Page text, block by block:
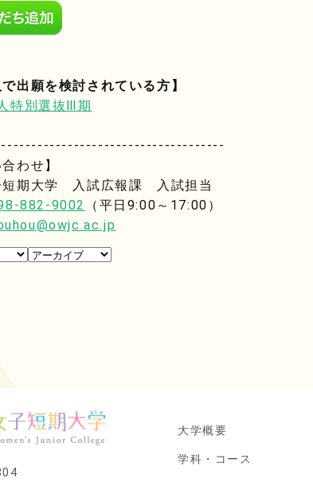
で出願を検討されている方】
特別選抜Ⅲ期
わせ】
短期大学 入試広報課 入試担当
882-9002
（平日9:00～17:00）
大学概要
学科・コース